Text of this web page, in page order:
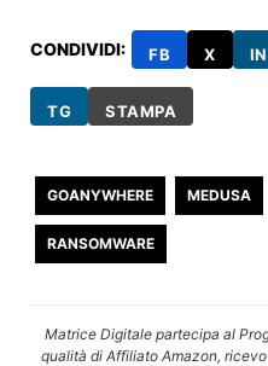
CONDIVIDI: FB X IN
TG STAMPA
GOANYWHERE MEDUSA
RANSOMWARE
Matrice Digitale partecipa al
qualità di Affiliato Amazon,